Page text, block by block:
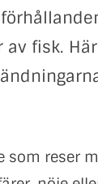
fisk.
som reser